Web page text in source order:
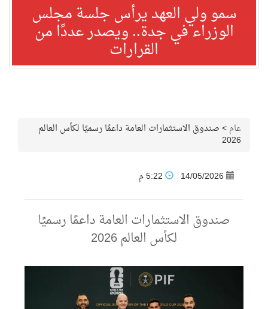
سمو ولي العهد يرأس جلسة مجلس
الوزراء في جدة.. ويصدر عددًا من
القرارات
عام>صندوق الاستثمارات العامة داعمًا رسميًا لكأس العالم
2026
14/05/2026
صندوق الاستثمارات العامة داعمًا رسميًا
لكأس العالم 2026